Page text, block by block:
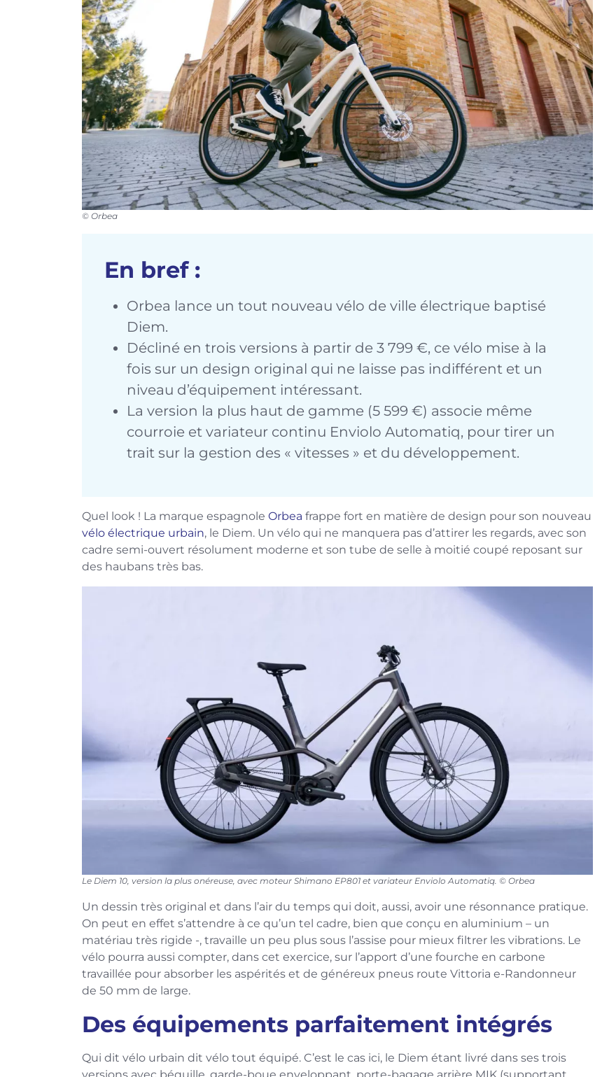
© Orbea
En bref :
Orbea lance un tout nouveau vélo de ville électrique baptisé
Diem.
Décliné en trois versions à partir de 3 799 €, ce vélo mise à la
fois sur un design original qui ne laisse pas indifférent et un
niveau d’équipement intéressant.
La version la plus haut de gamme (5 599 €) associe même
courroie et variateur continu Enviolo Automatiq, pour tirer un
trait sur la gestion des « vitesses » et du développement.
Quel look ! La marque espagnole Orbea frappe fort en matière de design pour son nouveau
vélo électrique urbain, le Diem. Un vélo qui ne manquera pas d’attirer les regards, avec son
cadre semi-ouvert résolument moderne et son tube de selle à moitié coupé reposant sur
des haubans très bas.
Le Diem 10, version la plus onéreuse, avec moteur Shimano EP801 et variateur Enviolo Automatiq. © Orbea
Un dessin très original et dans l’air du temps qui doit, aussi, avoir une résonnance pratique.
On peut en effet s’attendre à ce qu’un tel cadre, bien que conçu en aluminium – un
matériau très rigide -, travaille un peu plus sous l’assise pour mieux filtrer les vibrations. Le
vélo pourra aussi compter, dans cet exercice, sur l’apport d’une fourche en carbone
travaillée pour absorber les aspérités et de généreux pneus route Vittoria e-Randonneur
de 50 mm de large.
Des équipements parfaitement intégrés
Qui dit vélo urbain dit vélo tout équipé. C’est le cas ici, le Diem étant livré dans ses trois